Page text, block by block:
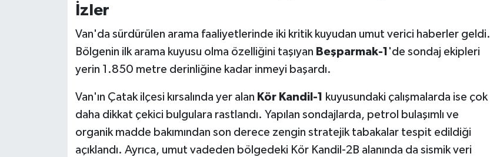
İzler
Van'da sürdürülen arama faaliyetlerinde iki kritik kuyudan umut verici haberler geldi.
Bölgenin ilk arama kuyusu olma özelliğini taşıyan Beşparmak-1 'de sondaj ekipleri
yerin 1.850 metre derinliğine kadar inmeyi başardı.
Van'ın Çatak ilçesi kırsalında yer alan Kör Kandil-1
kuyusundaki çalışmalarda ise çok
daha dikkat çekici bulgulara rastlandı. Yapılan sondajlarda, petrol bulaşımlı ve
organik madde bakımından son derece zengin stratejik tabakalar tespit edildiği
açıklandı. Ayrıca, umut vadeden bölgedeki Kör Kandil-2B alanında da sismik veri